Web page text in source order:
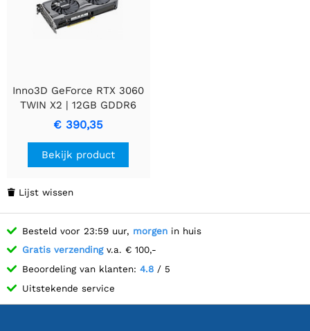
Inno3D GeForce RTX 3060
TWIN X2 | 12GB GDDR6
VRAM | Videokaart | GPU |
Nvidia
€ 390,35
Bekijk product
 Lijst wissen
Besteld voor 23:59 uur, morgen in huis
Gratis verzendingv.a. € 100,-
Beoordeling van klanten: 4.8 / 5
Uitstekende service